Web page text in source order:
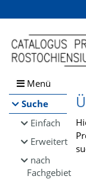
Browsen
direkt zum Inhalt
Menü
Suche
Einfach
Erweitert
nach
Fachgebiet